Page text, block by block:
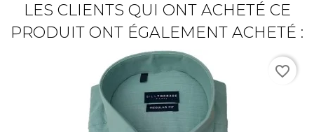
LES CLIENTS QUI ONT ACHETÉ CE
PRODUIT ONT ÉGALEMENT ACHETÉ :
favorite_border